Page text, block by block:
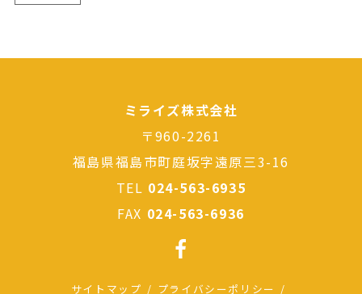
ミライズ株式会社
〒960-2261
福島県福島市町庭坂字遠原三3-16
TEL 024-563-6935
FAX 024-563-6936
サイトマップ プライバシーポリシー